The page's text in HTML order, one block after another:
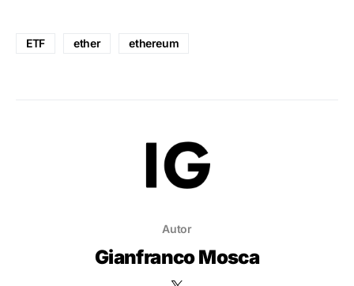
ETF ether ethereum
Autor
Gianfranco Mosca